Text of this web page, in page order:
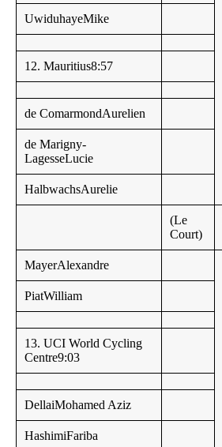
UwiduhayeMike
12. Mauritius8:57
de ComarmondAurelien
de Marigny-
LagesseLucie
HalbwachsAurelie
(Le
Court)
MayerAlexandre
PiatWilliam
13. UCI World Cycling
Centre9:03
DellaiMohamed Aziz
HashimiFariba